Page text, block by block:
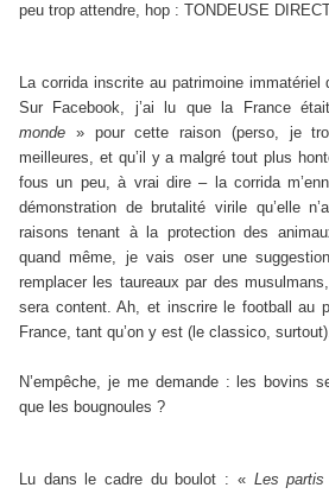
peu trop attendre, hop : TONDEUSE
La corrida inscrite au patrimoine
Sur Facebook, j’ai lu que la France
monde » pour cette raison (perso, je
meilleures, et qu’il y a malgré tout plus
fous un peu, à vrai dire – la corrida
démonstration de brutalité virile qu’elle
raisons tenant à la protection des
quand même, je vais oser une
remplacer les taureaux par des
sera content. Ah, et inscrire le football au
France, tant qu’on y est (le classico,
N’empêche, je me demande : les bovins
que les bougnoules ?
Lu dans le cadre du boulot : « Les